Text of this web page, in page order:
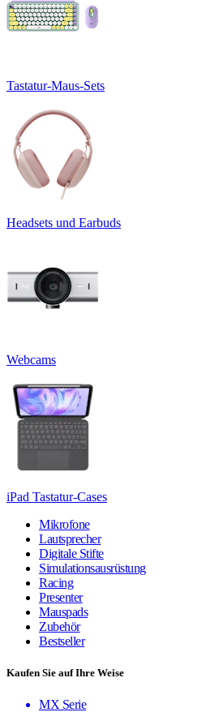
Tastatur-Maus-Sets
Headsets und Earbuds
Webcams
iPad Tastatur-Cases
Mikrofone
Lautsprecher
Digitale Stifte
Simulationsausrüstung
Racing
Presenter
Mauspads
Zubehör
Bestseller
Kaufen Sie auf Ihre Weise
MX Serie